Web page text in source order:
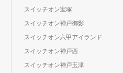
スイッチオン宝塚
スイッチオン神戸御影
スイッチオン六甲アイランド
スイッチオン神戸西
スイッチオン神戸玉津